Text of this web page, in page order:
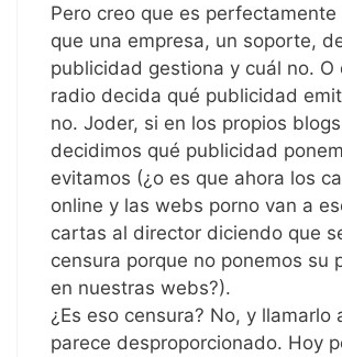
Pero creo que es
que una empresa, un soporte,
publicidad gestiona y cuál no. O
radio decida qué publicidad
no. Joder, si en los propios
decidimos qué publicidad
evitamos (¿o es que ahora los
online y las webs porno van a
cartas al director diciendo que
censura porque no ponemos su
en nuestras webs?).
¿Es eso censura? No, y llamarlo
parece desproporcionado. Hoy